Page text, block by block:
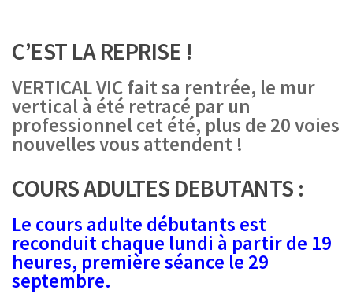
C’EST LA REPRISE !
VERTICAL VIC fait sa rentrée, le mur
vertical à été retracé par un
professionnel cet été, plus de 20 voies
nouvelles vous attendent !
COURS ADULTES DEBUTANTS :
Le cours adulte débutants est
reconduit chaque lundi à partir de 19
heures, première séance le 29
septembre.